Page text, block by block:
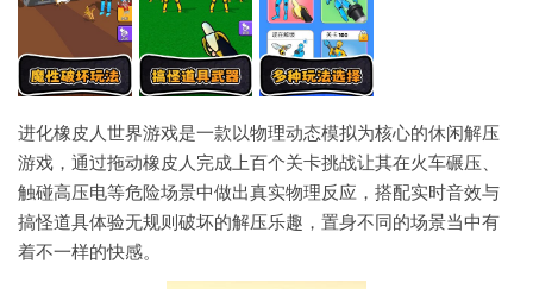
进化橡皮人世界游戏是一款以物理动态模拟为核心的休闲解压
游戏，通过拖动橡皮人完成上百个关卡挑战让其在火车碾压、
触碰高压电等危险场景中做出真实物理反应，搭配实时音效与
搞怪道具体验无规则破坏的解压乐趣，置身不同的场景当中有
着不一样的快感。